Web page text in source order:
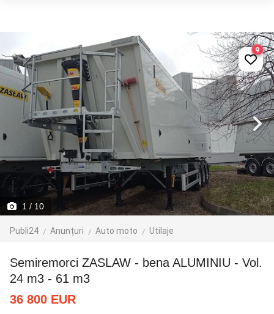
1 / 10
Publi24 Anunțuri Auto moto Utilaje
9
Semiremorci ZASLAW - bena ALUMINIU - Vol.
24 m3 - 61 m3
36 800 EUR